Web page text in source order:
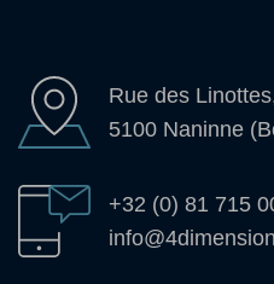
Rue des
5100 Naninne
+32 (0) 81 715